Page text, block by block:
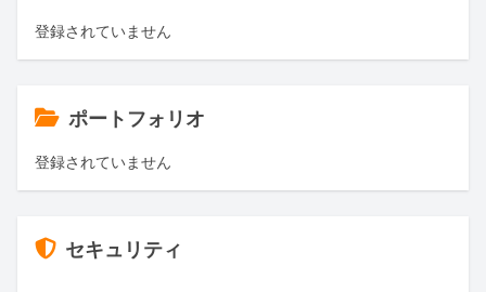
登録されていません
ポートフォリオ
登録されていません
セキュリティ